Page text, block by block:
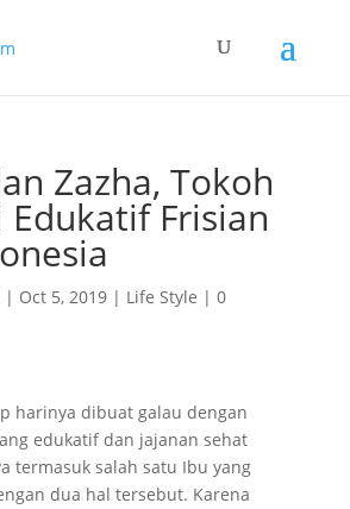
Zazha, Tokoh
Frisian
| Oct 5, 2019| Life Style | 0
harinya dibuat galau dengan
edukatif dan jajanan sehat
termasuk salah satu Ibu yang
dua hal tersebut. Karena